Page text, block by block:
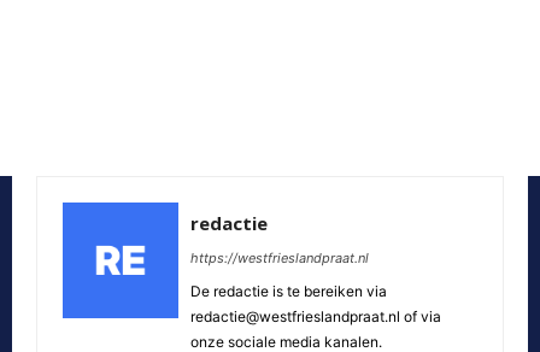
redactie
https://westfrieslandpraat.nl
De redactie is te bereiken via
redactie@westfrieslandpraat.nl of via
onze sociale media kanalen.